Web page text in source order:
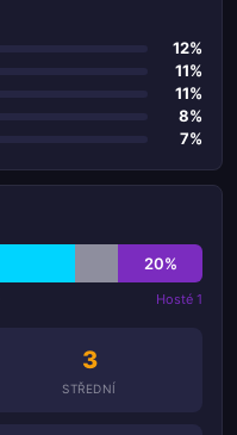
12%
11%
11%
8%
7%
20%
Hosté 1
3
STŘEDNÍ